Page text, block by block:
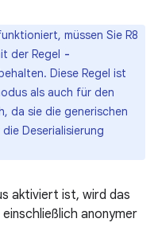
müssen Sie R8
der Regel -
Diese Regel ist
als auch für den
da sie die generischen
Deserialisierung
aktiviert ist, wird das
anonymer